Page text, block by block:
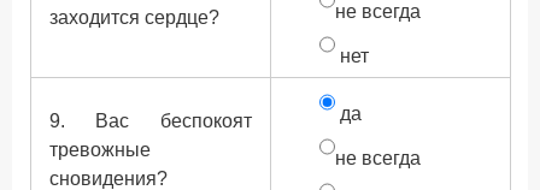
заходится сердце?
не всегда
нет
9. Вас беспокоят
тревожные
сновидения?
да
не всегда